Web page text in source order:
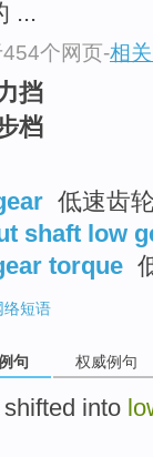
...
个网页-相
挡
档
低速齿
shaft low
torque
络短语
句 权威例句
shifted into